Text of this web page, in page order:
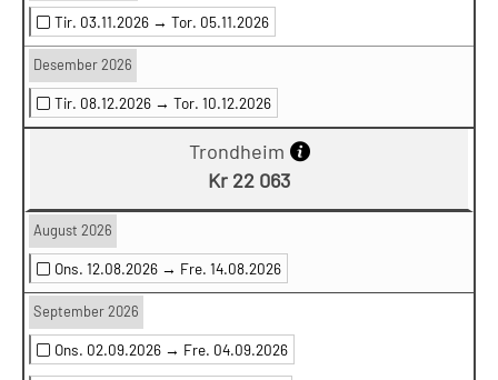
Tir. 03.11.2026 → Tor. 05.11.2026
Desember 2026
Tir. 08.12.2026 → Tor. 10.12.2026
Trondheim
Kr 22 063
August 2026
Ons. 12.08.2026 → Fre. 14.08.2026
September 2026
Ons. 02.09.2026 → Fre. 04.09.2026